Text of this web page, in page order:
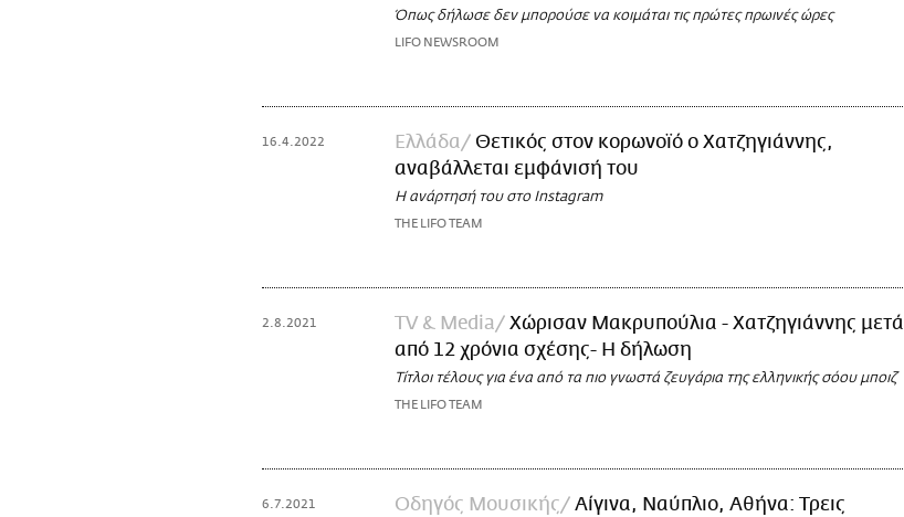
Όπως δήλωσε δεν μπορούσε να κοιμάται τις πρώτες πρωινές ώρες
LIFO NEWSROOM
16.4.2022 Ελλάδα
Θετικός στον κορωνοϊό ο Χατζηγιάννης,
αναβάλλεται εμφάνισή του
Η ανάρτησή του στο Instagram
THE LIFO TEAM
2.8.2021 TV & Media
Χώρισαν Μακρυπούλια - Χατζηγιάννης μετά
από 12 χρόνια σχέσης- Η δήλωση
Τίτλοι τέλους για ένα από τα πιο γνωστά ζευγάρια της ελληνικής σόου μποιζ
THE LIFO TEAM
6.7.2021 Οδηγός Μουσικής
Αίγινα, Ναύπλιο, Αθήνα: Τρεις